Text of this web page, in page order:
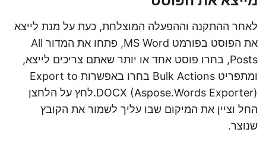
לאחר ההתקנה וההפעלה המוצלחת, כעת על מנת לייצא
את הפוסט בפורמט MS Word, פתחו את המדור All
Posts, בחרו פוסט אחד או יותר שאתם צריכים לייצא,
ומתפריט Bulk Actions בחרו באפשרות Export to
DOCX (Aspose.Words Exporter).לחץ על הלחצן
החל וציין את המיקום שבו עליך לשמור את הקובץ
שנוצר.